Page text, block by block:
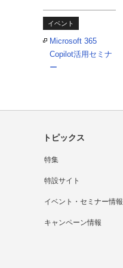
イベント
Microsoft 365
Copilot活用セミナ
ー
トピックス
特集
特設サイト
イベント・セミナー情報
キャンペーン情報